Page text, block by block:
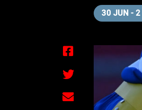
30 JUN -